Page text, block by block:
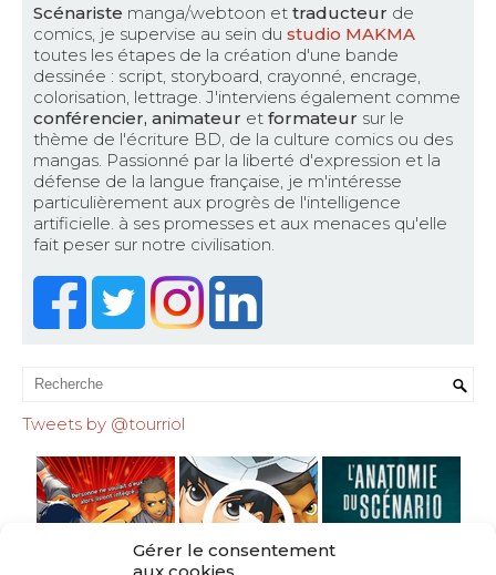
Gérer le consentement
Scénariste manga/webtoon et traducteur de
comics, je supervise au sein du studio MAKMA
toutes les étapes de la création d'une bande
dessinée : script, storyboard, crayonné, encrage,
colorisation, lettrage. J'interviens également comme
conférencier, animateur et formateur sur le
thème de l'écriture BD, de la culture comics ou des
mangas. Passionné par la liberté d'expression et la
défense de la langue française, je m'intéresse
particulièrement aux progrès de l'intelligence
artificielle. à ses promesses et aux menaces qu'elle
fait peser sur notre civilisation.
Tweets by @tourriol